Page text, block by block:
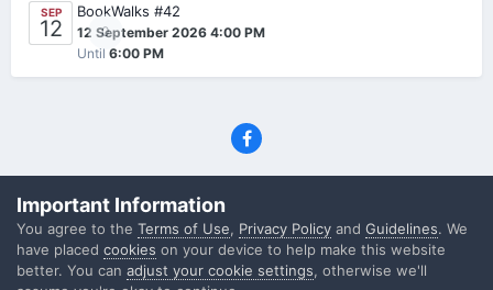
SEP
12 0
BookWalks #42
12 September 2026 4:00 PM
Until 6:00 PM
(C) SFF.gr, All rights reserved
Powered by Invision Community
Important Information
You agree to the Terms of Use, Privacy Policy and Guidelines. We
have placed cookies on your device to help make this website
better. You can adjust your cookie settings, otherwise we'll